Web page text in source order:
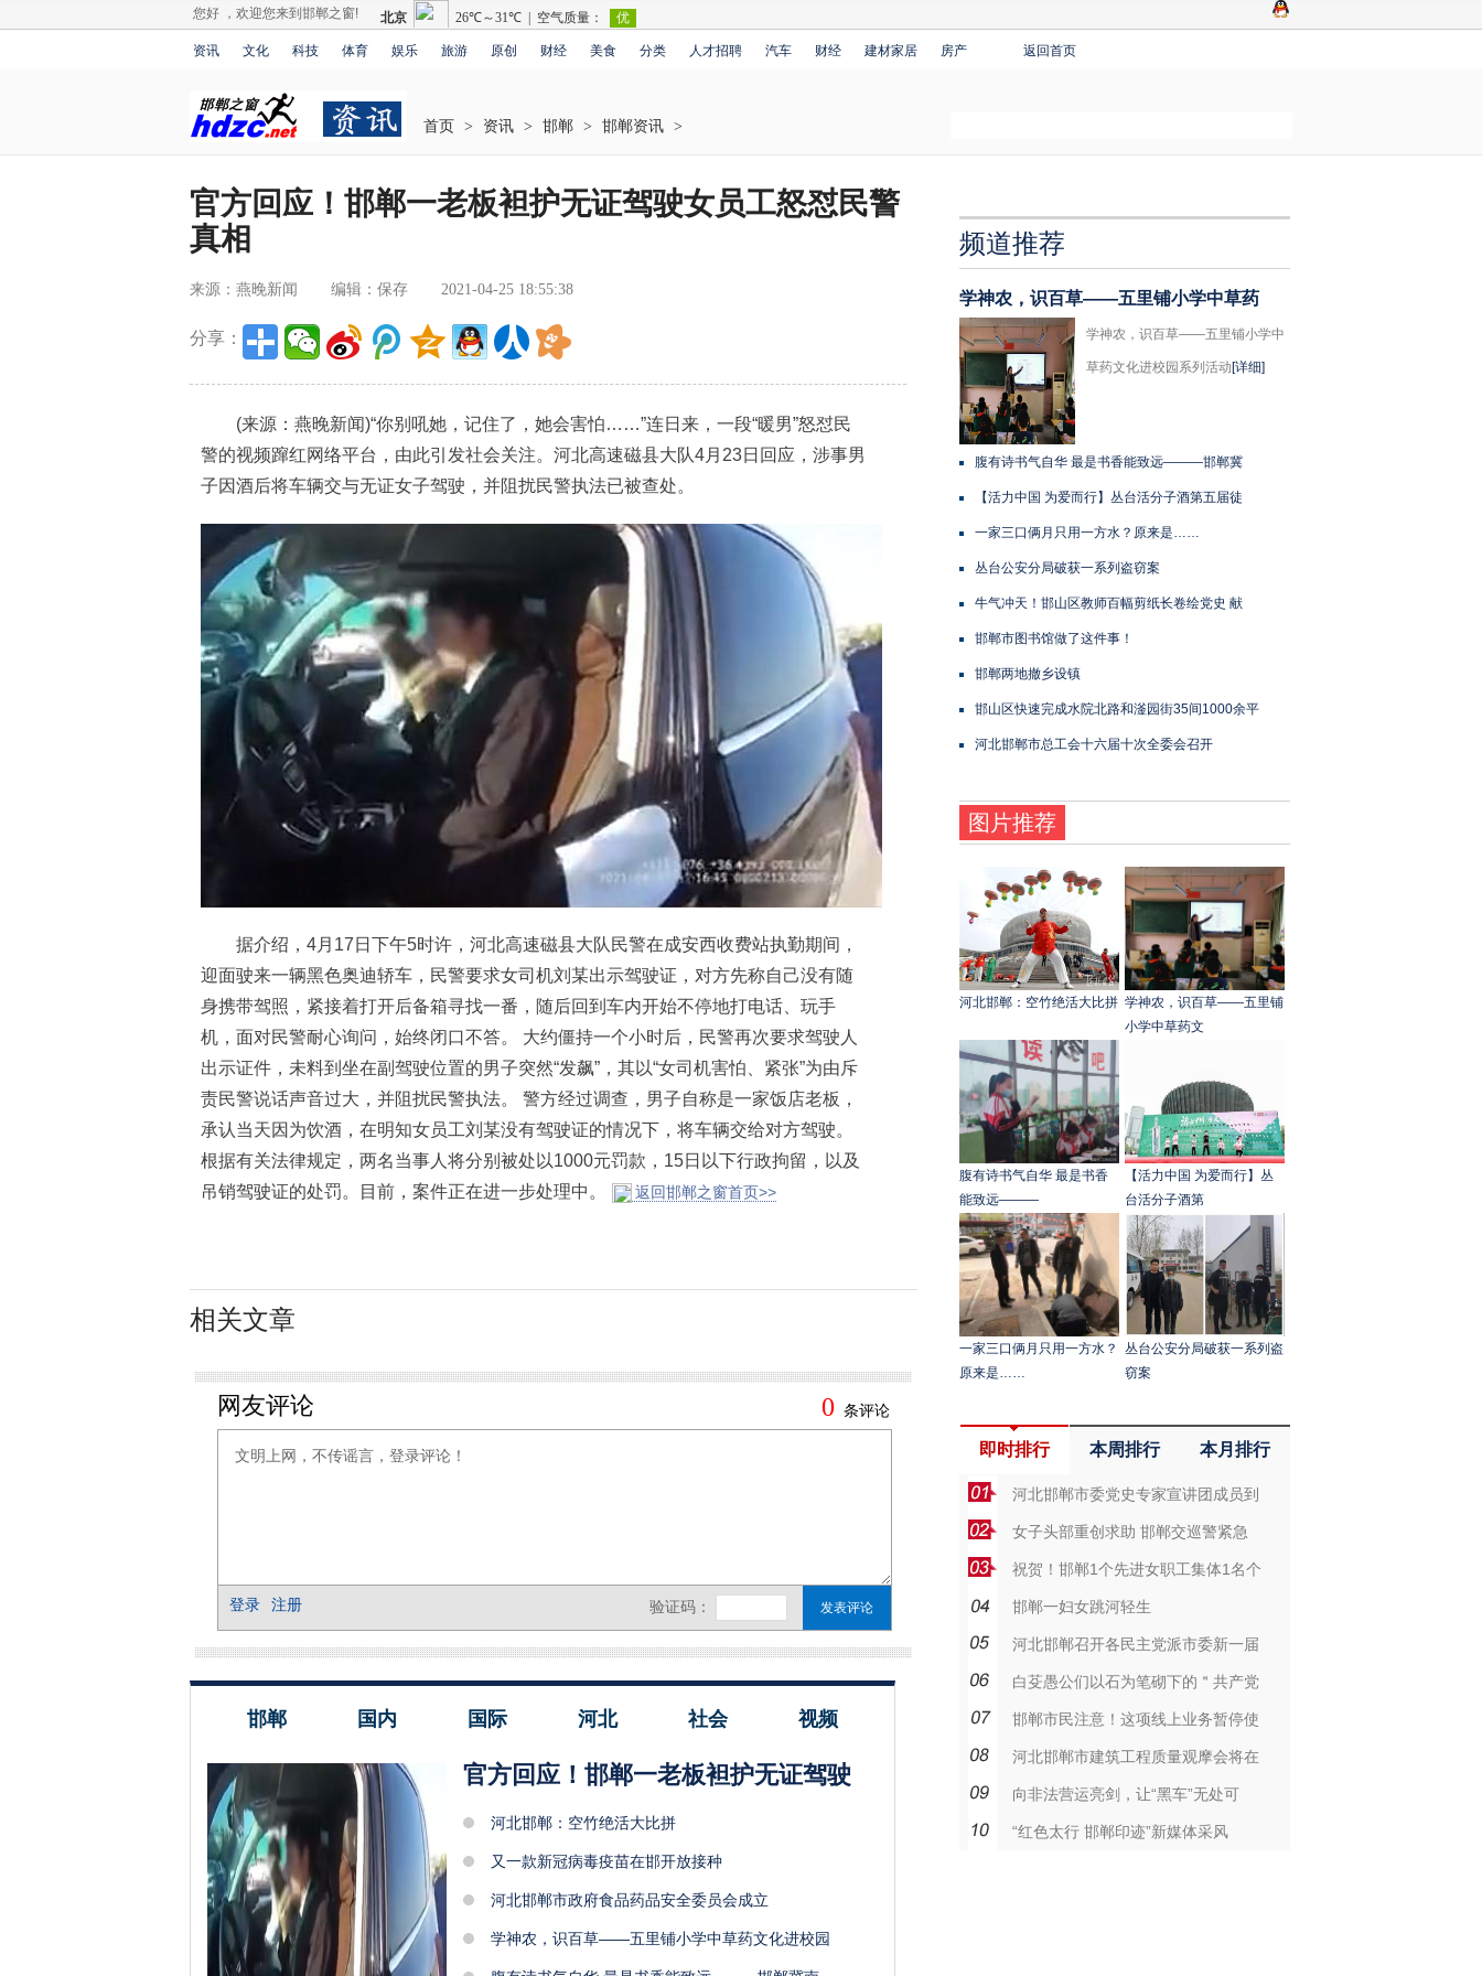
您好 ，欢迎您来到邯郸之窗!
资讯 文化 科技 体育 娱乐 旅游 原创 财经 美食 分类 人才招聘 汽车 财经 建材家居 房产 返回首页
首页 > 资讯 > 邯郸 > 邯郸资讯 >
官方回应！邯郸一老板袒护无证驾驶女员工怒怼民警
真相
来源：燕晚新闻 编辑：保存 2021-04-25 18:55:38
分享：
(来源：燕晚新闻)“你别吼她，记住了，她会害怕……”连日来，一段“暖男”怒怼民
警的视频蹿红网络平台，由此引发社会关注。河北高速磁县大队4月23日回应，涉事男
子因酒后将车辆交与无证女子驾驶，并阻扰民警执法已被查处。
据介绍，4月17日下午5时许，河北高速磁县大队民警在成安西收费站执勤期间，
迎面驶来一辆黑色奥迪轿车，民警要求女司机刘某出示驾驶证，对方先称自己没有随
身携带驾照，紧接着打开后备箱寻找一番，随后回到车内开始不停地打电话、玩手
机，面对民警耐心询问，始终闭口不答。 大约僵持一个小时后，民警再次要求驾驶人
出示证件，未料到坐在副驾驶位置的男子突然“发飙”，其以“女司机害怕、紧张”为由斥
责民警说话声音过大，并阻扰民警执法。 警方经过调查，男子自称是一家饭店老板，
承认当天因为饮酒，在明知女员工刘某没有驾驶证的情况下，将车辆交给对方驾驶。
根据有关法律规定，两名当事人将分别被处以1000元罚款，15日以下行政拘留，以及
吊销驾驶证的处罚。目前，案件正在进一步处理中。
返回邯郸之窗首页>>
相关文章
邯郸 国内 国际 河北 社会 视频
官方回应！邯郸一老板袒护无证驾驶
河北邯郸：空竹绝活大比拼
又一款新冠病毒疫苗在邯开放接种
河北邯郸市政府食品药品安全委员会成立
学神农，识百草——五里铺小学中草药文化进校园
频道推荐
学神农，识百草——五里铺小学中草药
学神农，识百草——五里铺小学中
草药文化进校园系列活动 [详细]
腹有诗书气自华 最是书香能致远———邯郸冀
【活力中国 为爱而行】丛台活分子酒第五届徒
一家三口俩月只用一方水？原来是……
丛台公安分局破获一系列盗窃案
牛气冲天！邯山区教师百幅剪纸长卷绘党史 献
邯郸市图书馆做了这件事！
邯郸两地撤乡设镇
邯山区快速完成水院北路和滏园街35间1000余平
河北邯郸市总工会十六届十次全委会召开
图片推荐
河北邯郸：空竹绝活大比拼 学神农，识百草——五里铺
小学中草药文
腹有诗书气自华 最是书香
能致远———
【活力中国 为爱而行】丛
台活分子酒第
一家三口俩月只用一方水？
原来是……
丛台公安分局破获一系列盗
窃案
即时排行 本周排行 本月排行
河北邯郸市委党史专家宣讲团成员到
女子头部重创求助 邯郸交巡警紧急
祝贺！邯郸1个先进女职工集体1名个
邯郸一妇女跳河轻生
河北邯郸召开各民主党派市委新一届
白芟愚公们以石为笔砌下的＂共产党
邯郸市民注意！这项线上业务暂停使
河北邯郸市建筑工程质量观摩会将在
向非法营运亮剑，让“黑车”无处可
“红色太行 邯郸印迹”新媒体采风